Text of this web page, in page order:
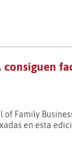
Family
en esta